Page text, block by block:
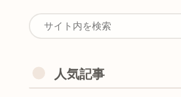
人気記事